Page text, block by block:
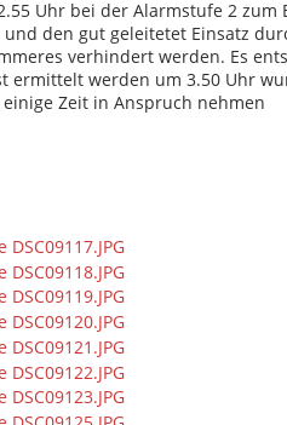
Uhr bei der Alarmstufe 2
den gut geleitetet Einsatz
verhindert werden. Es
ermittelt werden um 3.50 Uhr
Zeit in Anspruch nehmen